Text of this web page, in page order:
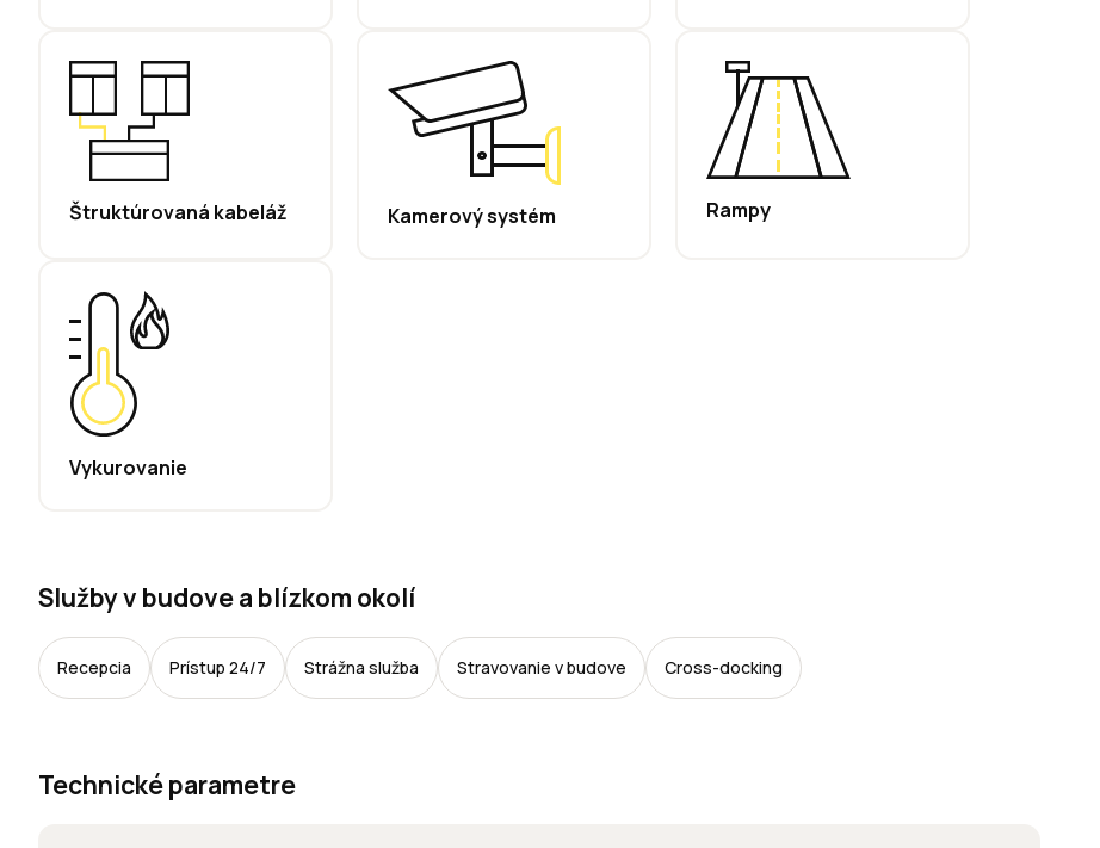
Štruktúrovaná kabeláž Kamerový systém Rampy
Vykurovanie
Služby v budove a blízkom okolí
Recepcia Prístup 24/7 Strážna služba Stravovanie v budove Cross-docking
Technické parametre